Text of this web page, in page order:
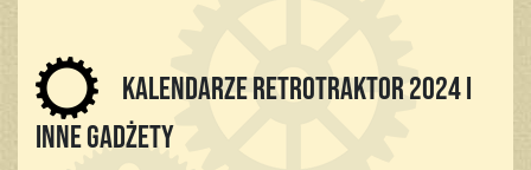
Kalendarze RetroTRAKTOR 2024 i
inne gadżety